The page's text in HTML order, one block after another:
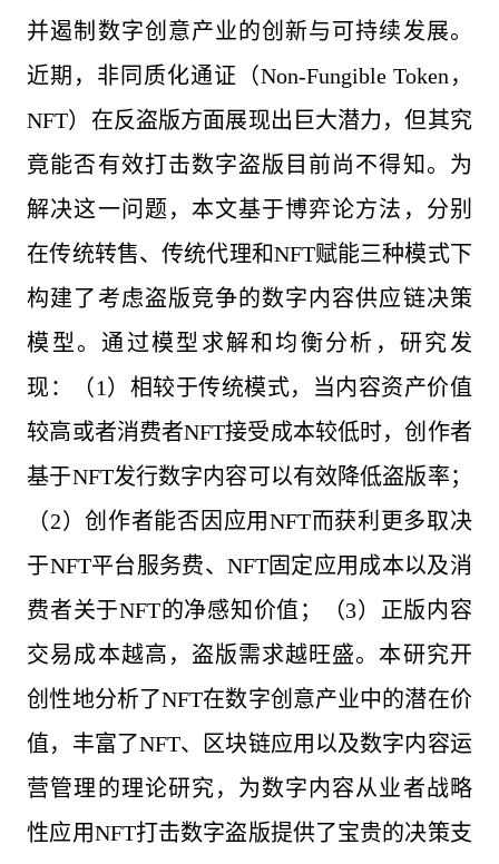
并遏制数字创意产业的创新与可持续发展。
近期，非同质化通证（Non-Fungible Token，
NFT）在反盗版方面展现出巨大潜力，但其究
竟能否有效打击数字盗版目前尚不得知。为
解决这一问题，本文基于博弈论方法，分别
在传统转售、传统代理和NFT赋能三种模式下
构建了考虑盗版竞争的数字内容供应链决策
模型。通过模型求解和均衡分析，研究发
现：（1）相较于传统模式，当内容资产价值
较高或者消费者NFT接受成本较低时，创作者
基于NFT发行数字内容可以有效降低盗版率；
（2）创作者能否因应用NFT而获利更多取决
于NFT平台服务费、NFT固定应用成本以及消
费者关于NFT的净感知价值；（3）正版内容
交易成本越高，盗版需求越旺盛。本研究开
创性地分析了NFT在数字创意产业中的潜在价
值，丰富了NFT、区块链应用以及数字内容运
营管理的理论研究，为数字内容从业者战略
性应用NFT打击数字盗版提供了宝贵的决策支